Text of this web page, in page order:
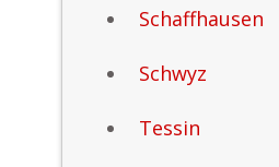
Schaffhausen
Schwyz
Tessin